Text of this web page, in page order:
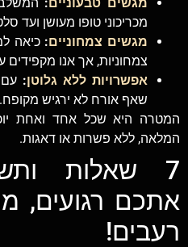
מגשים טבעוניים :
מכריכוני טופו מעושן ועד
מגשים צמחוניים: כיאה
צמחוניות, אך אנו מקפידים
אפשרויות ללא גלוטן: עם
שאף אורח לא ירגיש מקופח.
המטרה היא שכל אחד ואחת
המלאה, ללא פשרות או דאגות.
7 שאלות
אתכם רגועים,
רעבים!